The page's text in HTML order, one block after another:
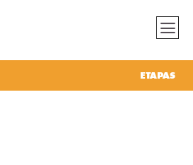
ETAPAS